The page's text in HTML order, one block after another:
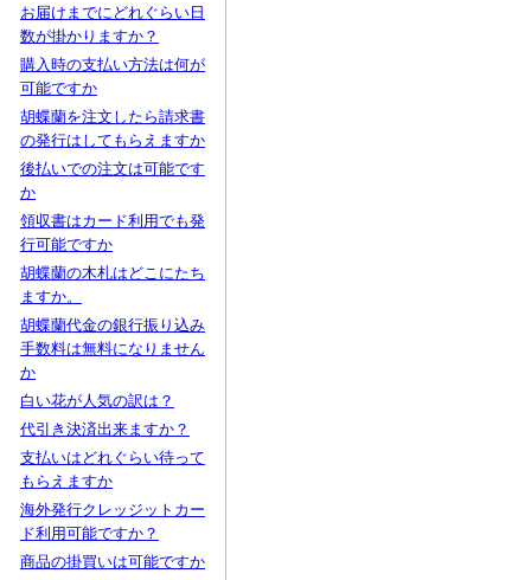
お届けまでにどれぐらい日
数が掛かりますか？
購入時の支払い方法は何が
可能ですか
胡蝶蘭を注文したら請求書
の発行はしてもらえますか
後払いでの注文は可能です
か
領収書はカード利用でも発
行可能ですか
胡蝶蘭の木札はどこにたち
ますか。
胡蝶蘭代金の銀行振り込み
手数料は無料になりません
か
白い花が人気の訳は？
代引き決済出来ますか？
支払いはどれぐらい待って
もらえますか
海外発行クレッジットカー
ド利用可能ですか？
商品の掛買いは可能ですか